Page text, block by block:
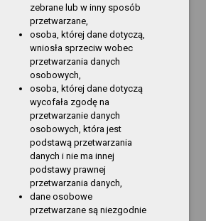
2017-07-20
10:08:27
Krzysztof
Kopija
2017-06-28
14:21:28
Sylwia Mencel
2017-06-28
14:19:38
2017-04-05
13:51:20
Krzysztof
Kopija
2017-03-31
11:22:26
Krzysztof
Kopija
2016-11-08
08:55:41
Aneta Polak
2016-08-25
14:04:46
Ryszard
Olejarz
zebrane lub w inny sposób
przetwarzane,
osoba, której dane dotyczą,
wniosła sprzeciw wobec
przetwarzania danych
osobowych,
osoba, której dane dotyczą
wycofała zgodę na
przetwarzanie danych
osobowych, która jest
podstawą przetwarzania
danych i nie ma innej
podstawy prawnej
przetwarzania danych,
dane osobowe
przetwarzane są niezgodnie